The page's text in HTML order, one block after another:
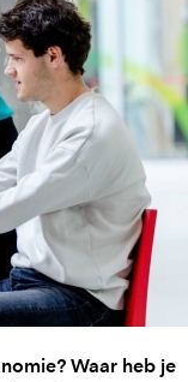
Waar heb je